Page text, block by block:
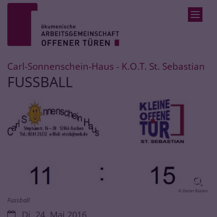
Zum Inhalt springen
Carl-Sonnenschein-Haus - K.O.T. St. Sebastian
FUSSBALL
© Dieter Rütten
Fussball
Datum:Di. 24. Mai 2016